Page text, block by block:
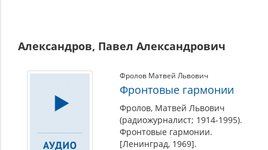
Александров, Павел Александрович
Фролов Матвей Львович
Фронтовые гармонии
Фролов, Матвей Львович
(радиожурналист; 1914-1995).
Фронтовые гармонии.
[Ленинград, 1969].